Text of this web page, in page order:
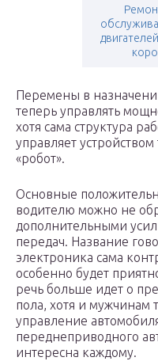
Перемены в
теперь управлять
хотя сама структура
управляет
«робот».
Основные
водителю можно не
дополнительными
передач. Название
электроника сама
особенно будет
речь больше идет о
пола, хотя и мужчинам
управление
переднеприводного
интересна каждому.